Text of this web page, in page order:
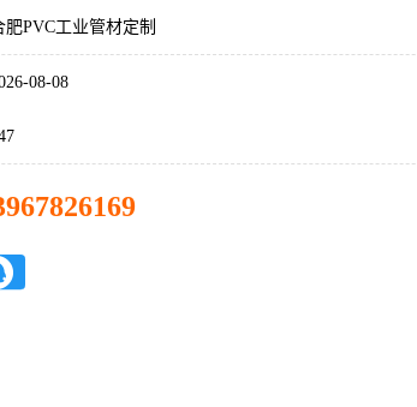
肥PVC工业管材定制
08-08